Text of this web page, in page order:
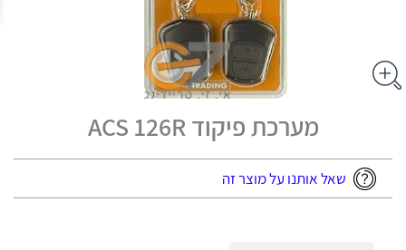
מערכת פיקוד ACS 126R
שאל אותנו על מוצר זה